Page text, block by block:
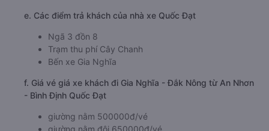
e. Các điểm trả khách của nhà xe Quốc Đạt
Ngã 3 đồn 8
Trạm thu phí Cây Chanh
Bến xe Gia Nghĩa
f. Giá vé giá xe khách đi Gia Nghĩa - Đắk Nông từ An Nhơn
- Bình Định Quốc Đạt
giường nằm 500000đ/vé
giường nằm đôi 650000đ/vé